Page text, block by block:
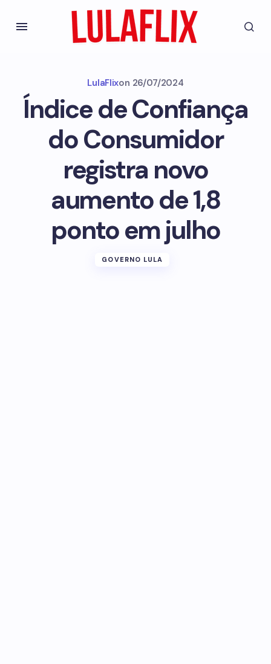
LulaFlixon 26/07/2024
Índice de Confiança
do Consumidor
registra novo
aumento de 1,8
ponto em julho
GOVERNO LULA